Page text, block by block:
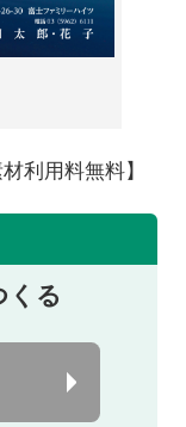
利用料無料】
くる